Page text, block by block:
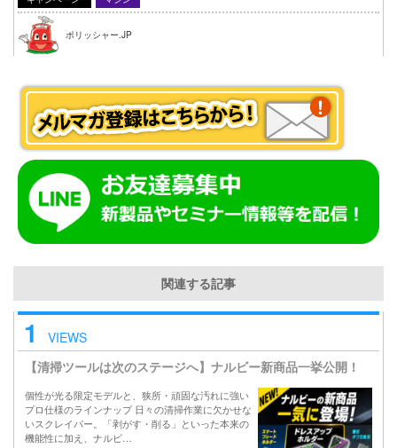
ポリッシャー.JP
関連する記事
1
VIEWS
【清掃ツールは次のステージへ】ナルビー新商品一挙公開！
個性が光る限定モデルと、狭所・頑固な汚れに強い
プロ仕様のラインナップ 日々の清掃作業に欠かせな
いスクレイパー。「剥がす・削る」といった本来の
機能性に加え、ナルビ…